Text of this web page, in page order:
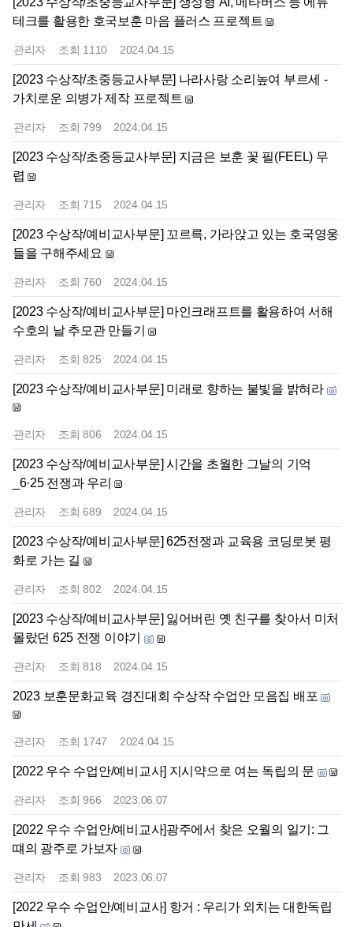
테크를 활용한 호국보훈 마음 플러스 프로젝트
관리자 조회 1110 2024.04.15
[2023 수상작/초중등교사부문] 나라사랑 소리높여 부르세 -
가치로운 의병가 제작 프로젝트
관리자 조회799 2024.04.15
[2023 수상작/초중등교사부문] 지금은 보훈 꽃 필(FEEL) 무
렵
관리자 조회715 2024.04.15
[2023 수상작/예비교사부문] 꼬르륵, 가라앉고 있는 호국영웅
들을 구해주세요
관리자 조회760 2024.04.15
[2023 수상작/예비교사부문] 마인크래프트를 활용하여 서해
수호의 날 추모관 만들기
관리자 조회825 2024.04.15
[2023 수상작/예비교사부문] 미래로 향하는 불빛을 밝혀라
관리자 조회806 2024.04.15
[2023 수상작/예비교사부문] 시간을 초월한 그날의 기억
_6·25 전쟁과 우리
관리자 조회689 2024.04.15
[2023 수상작/예비교사부문] 625전쟁과 교육용 코딩로봇 평
화로 가는 길
관리자 조회802 2024.04.15
[2023 수상작/예비교사부문] 잃어버린 옛 친구를 찾아서 미처
몰랐던 625 전쟁 이야기
관리자 조회818 2024.04.15
2023 보훈문화교육 경진대회 수상작 수업안 모음집 배포
관리자 조회 1747 2024.04.15
[2022 우수 수업안/예비교사] 지시약으로 여는 독립의 문
관리자 조회966 2023.06.07
[2022 우수 수업안/예비교사]광주에서 찾은 오월의 일기: 그
떄의 광주로 가보자
관리자 조회983 2023.06.07
[2022 우수 수업안/예비교사] 항거 : 우리가 외치는 대한독립